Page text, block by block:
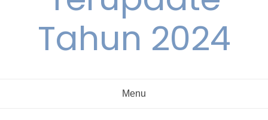
Tahun 2024
Menu